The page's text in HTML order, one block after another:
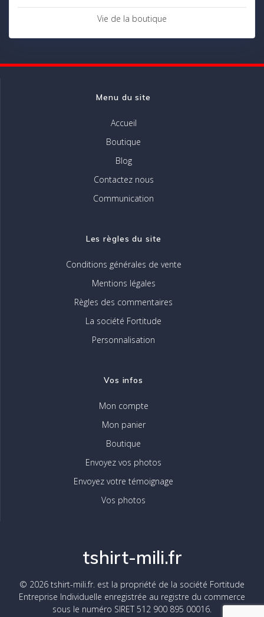
Vie de la boutique
Menu du site
Accueil
Boutique
Blog
Contactez nous
Communication
Les règles du site
Conditions générales de vente
Mentions légales
Règles des commentaires
La société Fortitude
Personnalisation
Vos infos
Mon compte
Mon panier
Boutique
Envoyez vos photos
Envoyez votre témoignage
Vos photos
tshirt-mili.fr
© 2026 tshirt-mili.fr. est la propriété de la société Fortitude
Entreprise Individuelle enregistrée au registre du commerce
sous le numéro SIRET 512 900 895 00016.